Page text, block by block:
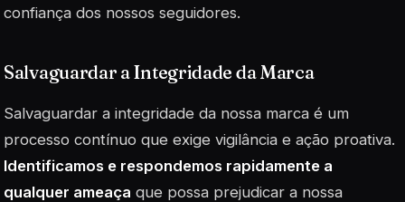
confiança dos nossos seguidores.
Salvaguardar a Integridade da Marca
Salvaguardar a integridade da nossa marca é um
processo contínuo que exige vigilância e ação proativa.
Identificamos e respondemos rapidamente a
qualquer ameaça que possa prejudicar a nossa